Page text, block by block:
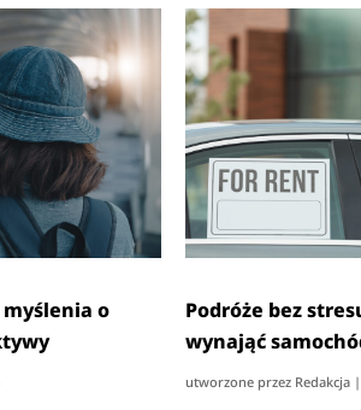
myślenia o
Podróże bez
wynająć
utworzone przez Redakcja|